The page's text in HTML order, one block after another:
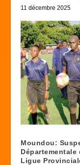
11 décembre 2025
Moundou:
Ligue